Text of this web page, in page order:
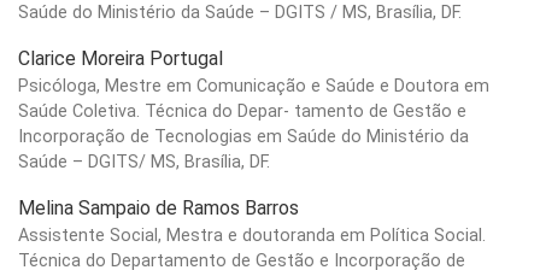
Saúde do Ministério da Saúde – DGITS / MS, Brasília, DF.
Clarice Moreira Portugal
Psicóloga, Mestre em Comunicação e Saúde e Doutora em
Saúde Coletiva. Técnica do Depar- tamento de Gestão e
Incorporação de Tecnologias em Saúde do Ministério da
Saúde – DGITS/ MS, Brasília, DF.
Melina Sampaio de Ramos Barros
Assistente Social, Mestra e doutoranda em Política Social.
Técnica do Departamento de Gestão e Incorporação de